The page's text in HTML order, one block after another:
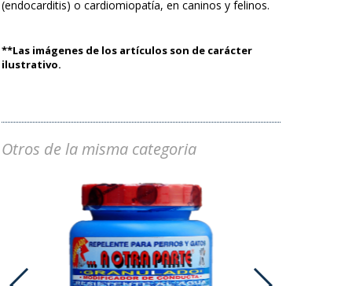
(endocarditis) o cardiomiopatía, en caninos y felinos.
**Las imágenes de los artículos son de carácter
ilustrativo.
Otros de la misma categoria